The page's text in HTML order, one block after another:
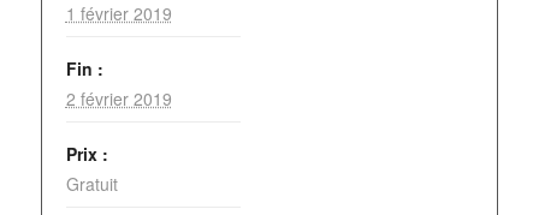
1 février 2019
Fin :
2 février 2019
Prix :
Gratuit